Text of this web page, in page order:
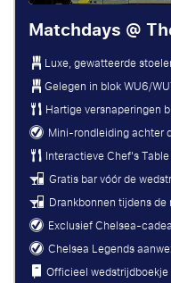
Matchdays @
Luxe, gewatteerde
Gelegen in blok WU6/
Hartige versnaperingen
Mini-rondleiding achter
Interactieve Chef's Table
Gratis bar vóór de
Drankbonnen tijdens de
Exclusief Chelsea-
Chelsea Legends
Officieel